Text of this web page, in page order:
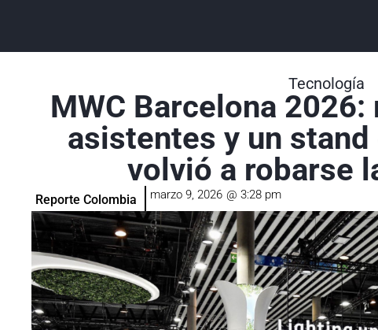
Tecnología
MWC Barcelona
asistentes y un stand
volvió a robarse
Reporte Colombia marzo 9, 2026 @ 3:28 pm